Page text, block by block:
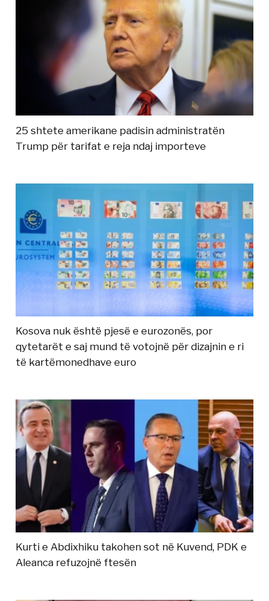
25 shtete amerikane padisin administratën
Trump për tarifat e reja ndaj importeve
Kosova nuk është pjesë e eurozonës, por
qytetarët e saj mund të votojnë për dizajnin e ri
të kartëmonedhave euro
Kurti e Abdixhiku takohen sot në Kuvend, PDK e
Aleanca refuzojnë ftesën